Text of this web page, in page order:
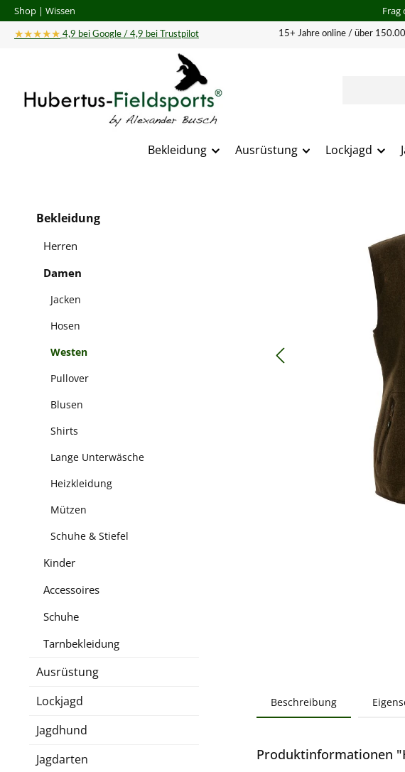
Hauptinhalt springen
Zur Suche springen
Zur Hauptnavigation springen
Shop | Wissen Frag
★★★★★ 4,9 bei Google / 4,9 bei Trustpilot 15+ Jahre online / über
Bekleidung Ausrüstung Lockjagd
Bekleidung
Herren
Damen
Jacken
Hosen
Westen
Pullover
Blusen
Shirts
Lange Unterwäsche
Heizkleidung
Mützen
Schuhe & Stiefel
Kinder
Accessoires
Schuhe
Tarnbekleidung
Ausrüstung
Lockjagd
Jagdhund
Jagdarten
Beschreibung
Produktinformationen